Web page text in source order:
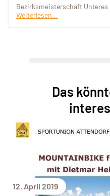
Bezirksmeisterschaft Unteres
Weiterlesen...
Das
12. April 2019